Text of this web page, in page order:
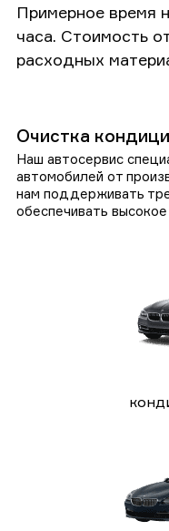
Примерное время
часа. Стоимость
расходных
Очистка
Наш автосервис
автомобилей от
нам поддерживать
обеспечивать